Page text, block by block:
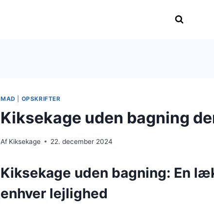
MAD OPSKRIFTER
Kiksekage uden bagning
Af Kiksekage 22. december 2024
Kiksekage uden bagning: En
enhver lejlighed